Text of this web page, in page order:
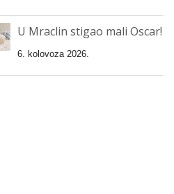
U Mraclin stigao mali Oscar!
6. kolovoza 2026.